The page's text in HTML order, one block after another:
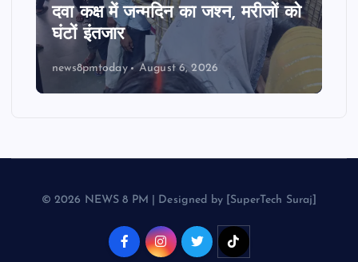
दवा कक्ष में जन्मदिन का जश्न, मरीजों को
घंटों इंतजार
news8pmtoday August 6, 2026
© 2026 NEWS 8 PM | Designed by [SuperTech Suraj]